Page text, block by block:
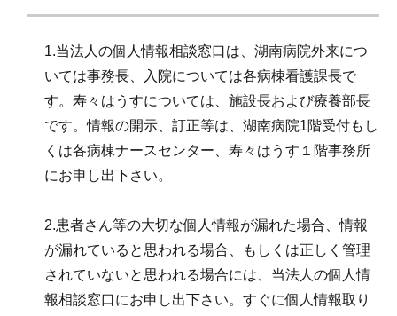
1.当法人の個人情報相談窓口は、湖南病院外来につ
いては事務長、入院については各病棟看護課長で
す。寿々はうすについては、施設長および療養部長
です。情報の開示、訂正等は、湖南病院1階受付もし
くは各病棟ナースセンター、寿々はうす１階事務所
にお申し出下さい。
2.患者さん等の大切な個人情報が漏れた場合、情報
が漏れていると思われる場合、もしくは正しく管理
されていないと思われる場合には、当法人の個人情
報相談窓口にお申し出下さい。すぐに個人情報取り